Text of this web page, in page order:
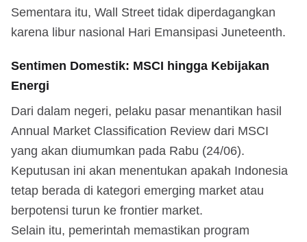
Sementara itu, Wall Street tidak diperdagangkan
karena libur nasional Hari Emansipasi Juneteenth.
Sentimen Domestik: MSCI hingga Kebijakan
Energi
Dari dalam negeri, pelaku pasar menantikan hasil
Annual Market Classification Review dari MSCI
yang akan diumumkan pada Rabu (24/06).
Keputusan ini akan menentukan apakah Indonesia
tetap berada di kategori emerging market atau
berpotensi turun ke frontier market.
Selain itu, pemerintah memastikan program